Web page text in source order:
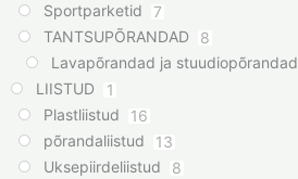
Sportparketid
7
TANTSUPÕRANDAD
8
Lavapõrandad ja stuudiopõrandad
LIISTUD
1
Plastliistud
16
põrandaliistud
13
Uksepiirdeliistud
8